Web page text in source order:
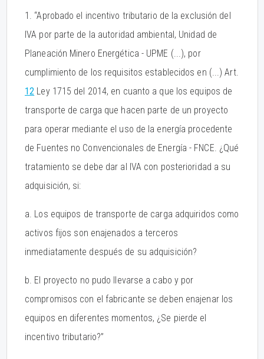
1. “Aprobado el incentivo tributario de la exclusión del
IVA por parte de la autoridad ambiental, Unidad de
Planeación Minero Energética - UPME (...), por
cumplimiento de los requisitos establecidos en (...) Art.
12 Ley 1715 del 2014, en cuanto a que los equipos de
transporte de carga que hacen parte de un proyecto
para operar mediante el uso de la energía procedente
de Fuentes no Convencionales de Energía - FNCE. ¿Qué
tratamiento se debe dar al IVA con posterioridad a su
adquisición, si:
a. Los equipos de transporte de carga adquiridos como
activos fijos son enajenados a terceros
inmediatamente después de su adquisición?
b. El proyecto no pudo llevarse a cabo y por
compromisos con el fabricante se deben enajenar los
equipos en diferentes momentos, ¿Se pierde el
incentivo tributario?”